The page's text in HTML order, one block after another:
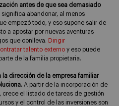
antes de que sea demasiado
abandonar, al menos
empezó todo, y eso supone salir de
a apostar por nuevas aventuras
que conlleva. Dirigir
talento externo y eso puede
de la familia propietaria.
la dirección de la empresa familiar
A partir de la incorporación de
crece el listado de tareas de gestión
y el control de las inversiones son